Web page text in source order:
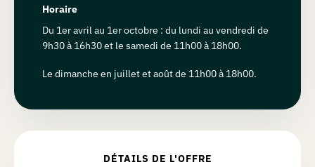
Horaire
Du 1er avril au 1er octobre : du lundi au vendredi de
9h30 à 16h30 et le samedi de 11h00 à 18h00.
Le dimanche en juillet et août de 11h00 à 18h00.
DÉTAILS DE L'OFFRE